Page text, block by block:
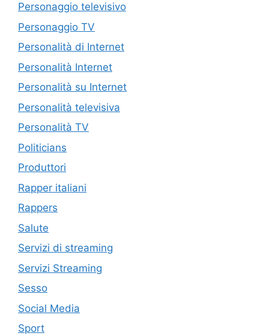
Personaggio televisivo
Personaggio TV
Personalità di Internet
Personalità Internet
Personalità su Internet
Personalità televisiva
Personalità TV
Politicians
Produttori
Rapper italiani
Rappers
Salute
Servizi di streaming
Servizi Streaming
Sesso
Social Media
Sport